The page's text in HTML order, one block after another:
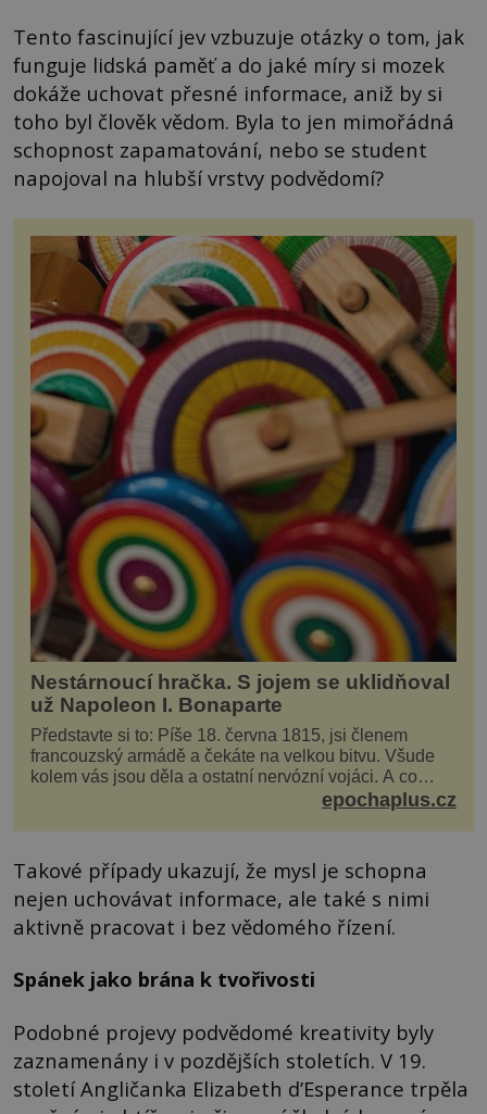
Tento fascinující jev vzbuzuje otázky o tom, jak
funguje lidská paměť a do jaké míry si mozek
dokáže uchovat přesné informace, aniž by si
toho byl člověk vědom. Byla to jen mimořádná
schopnost zapamatování, nebo se student
napojoval na hlubší vrstvy podvědomí?
Nestárnoucí hračka. S jojem se uklidňoval
už Napoleon I. Bonaparte
Představte si to: Píše 18. června 1815, jsi členem
francouzský armádě a čekáte na velkou bitvu. Všude
kolem vás jsou děla a ostatní nervózní vojáci. A co
děláte vy? Hrajete si… s jojem! Zdá se v...epochaplus.cz
Takové případy ukazují, že mysl je schopna
nejen uchovávat informace, ale také s nimi
aktivně pracovat i bez vědomého řízení.
Spánek jako brána k tvořivosti
Podobné projevy podvědomé kreativity byly
zaznamenány i v pozdějších stoletích. V 19.
století Angličanka Elizabeth d’Esperance trpěla